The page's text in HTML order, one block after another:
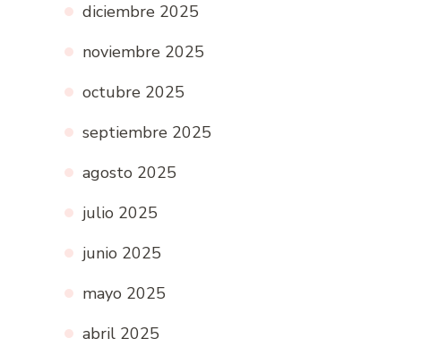
diciembre 2025
noviembre 2025
octubre 2025
septiembre 2025
agosto 2025
julio 2025
junio 2025
mayo 2025
abril 2025